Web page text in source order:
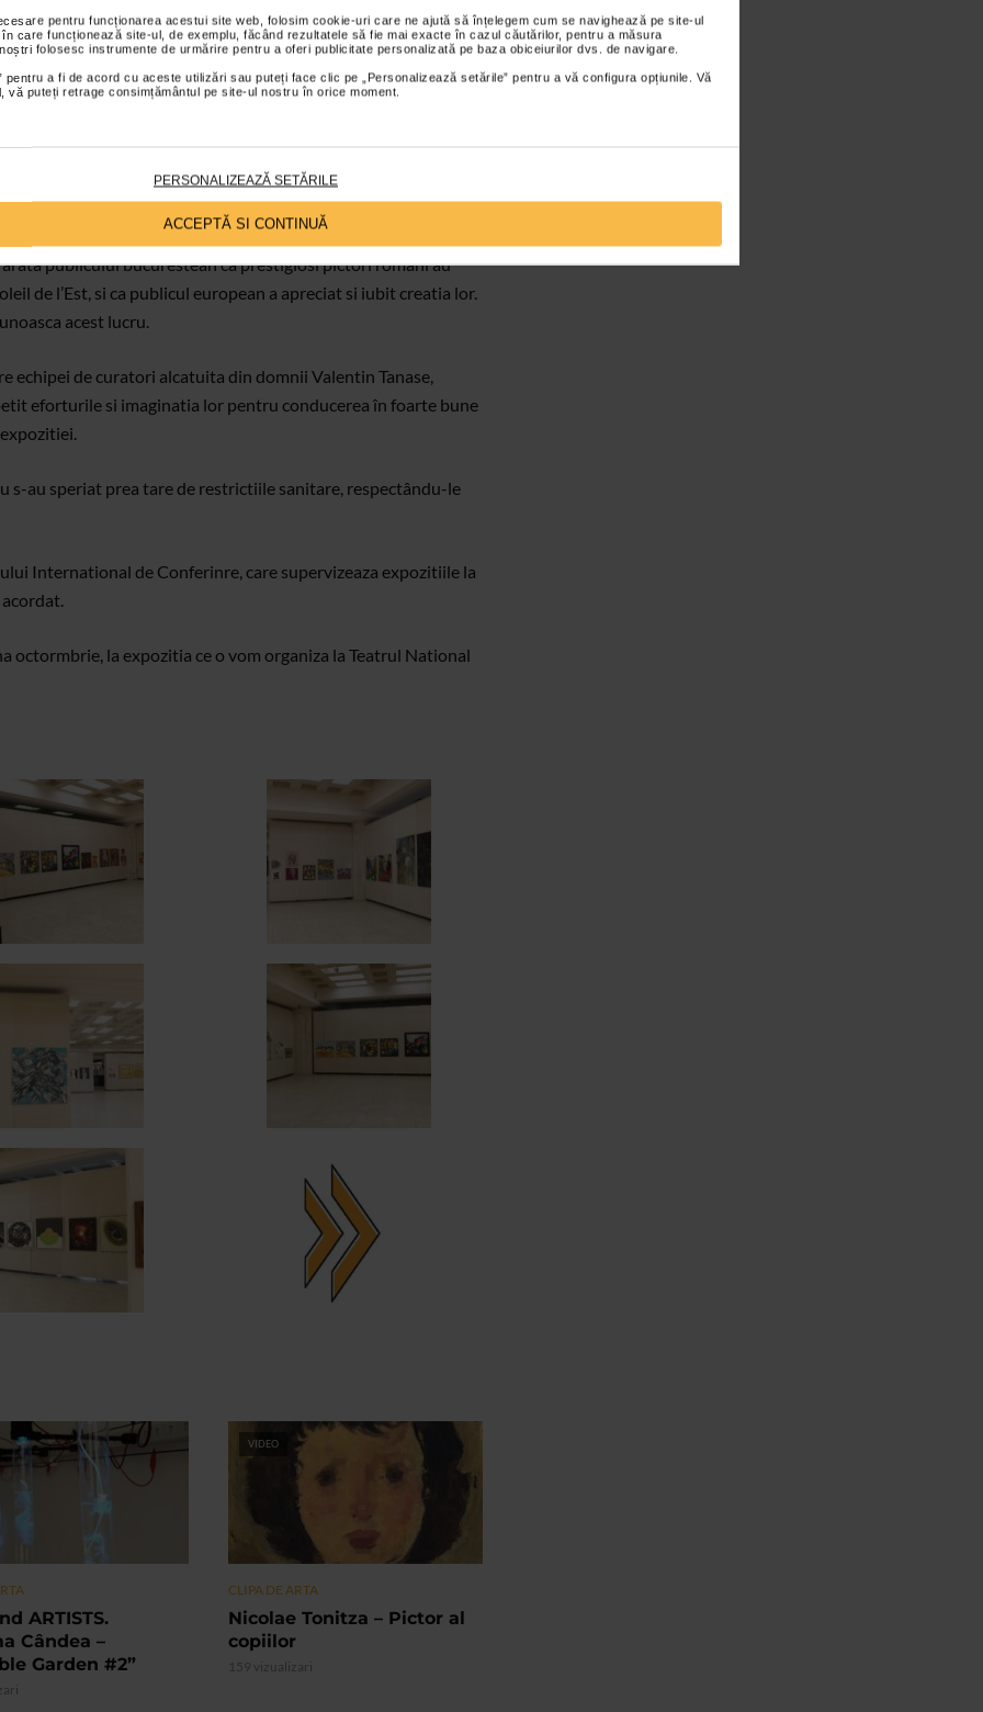
pentru funcționarea acestui site web, folosim cookie-uri care ne ajută să înțelegem cum se navighează pe site-ul
care funcționează site-ul, de exemplu, făcând rezultatele să fie mai exacte în cazul căutărilor, pentru a măsura
folosesc instrumente de urmărire pentru a oferi publicitate personalizată pe baza obiceiurilor dvs. de navigare.
pentru a fi de acord cu aceste utilizări sau puteți face clic pe „Personalizează setările” pentru a vă configura opțiunile. Vă
vă puteți retrage consimțământul pe site-ul nostru în orice moment.
PERSONALIZEAZĂ SETĂRILE
ACCEPTĂ SI CONTINUĂ
nimeni, de a promova pe simeze europene pictura
Est, de a face astfel cunoscuta publicului european o creatie
si mondiala, timp de 45 ani, consecinta a raboiului rece,
al doilea razboi mondial.
de baza dupa care se conduce Soleil de l’Est în actiunile sale.
UE. Soleil de l’Est se ocupa prin organiare de expozitii,
de artisti.
publicului bucurestean ca prestigiosi pictori români au
de l’Est, si ca publicul european a apreciat si iubit creatia lor.
acest lucru.
echipei de curatori alcatuita din domnii Valentin Tanase,
eforturile si imaginatia lor pentru conducerea în foarte bune
au speriat prea tare de restrictiile sanitare, respectându-le
International de Conferinre, care supervizeaza expozitiile la
octormbrie, la expozitia ce o vom organiza la Teatrul National
ARTISTS.
Cândea –
Garden #2”
VIDEO
CLIPA DE ARTA
Nicolae Tonitza – Pictor al
copiilor
159 vizualizari